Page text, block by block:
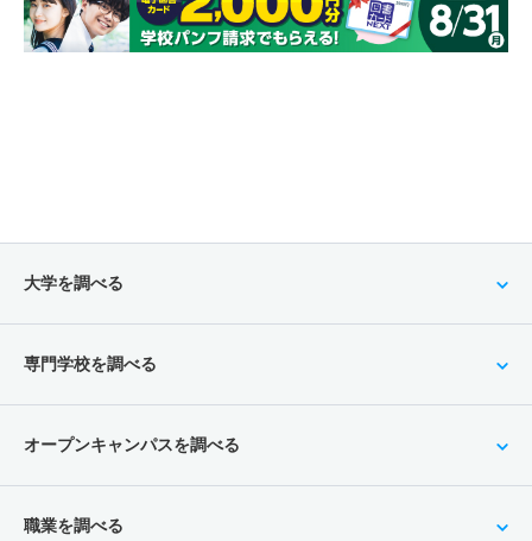
大学を調べる
専門学校を調べる
オープンキャンパスを調べる
職業を調べる